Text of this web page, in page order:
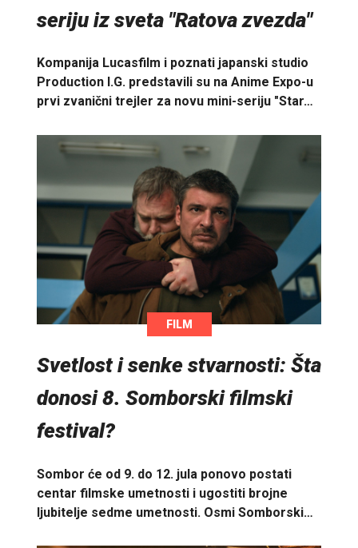
seriju iz sveta "Ratova zvezda"
Kompanija Lucasfilm i poznati japanski studio
Production I.G. predstavili su na Anime Expo-u
prvi zvanični trejler za novu mini-seriju "Star…
FILM
Svetlost i senke stvarnosti: Šta
donosi 8. Somborski filmski
festival?
Sombor će od 9. do 12. jula ponovo postati
centar filmske umetnosti i ugostiti brojne
ljubitelje sedme umetnosti. Osmi Somborski…